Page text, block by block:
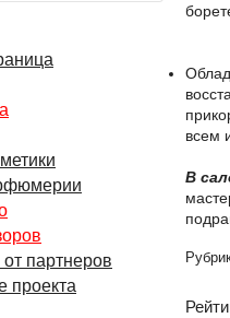
всем
В
партнеров
проекта